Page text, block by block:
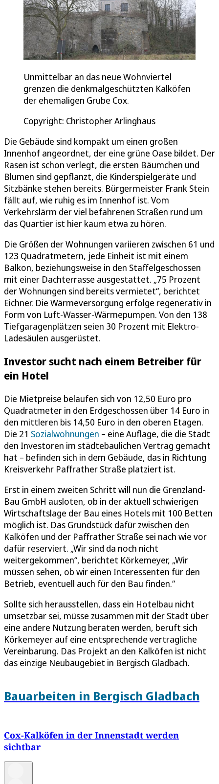
Unmittelbar an das neue Wohnviertel
grenzen die denkmalgeschützten Kalköfen
der ehemaligen Grube Cox.
Copyright: Christopher Arlinghaus
Die Gebäude sind kompakt um einen großen
Innenhof angeordnet, der eine grüne Oase bildet. Der
Rasen ist schon verlegt, die ersten Bäumchen und
Blumen sind gepflanzt, die Kinderspielgeräte und
Sitzbänke stehen bereits. Bürgermeister Frank Stein
fällt auf, wie ruhig es im Innenhof ist. Vom
Verkehrslärm der viel befahrenen Straßen rund um
das Quartier ist hier kaum etwa zu hören.
Die Größen der Wohnungen variieren zwischen 61 und
123 Quadratmetern, jede Einheit ist mit einem
Balkon, beziehungsweise in den Staffelgeschossen
mit einer Dachterrasse ausgestattet. „75 Prozent
der Wohnungen sind bereits vermietet“, berichtet
Eichner. Die Wärmeversorgung erfolge regenerativ in
Form von Luft-Wasser-Wärmepumpen. Von den 138
Tiefgaragenplätzen seien 30 Prozent mit Elektro-
Ladesäulen ausgerüstet.
Investor sucht nach einem Betreiber für
ein Hotel
Die Mietpreise belaufen sich von 12,50 Euro pro
Quadratmeter in den Erdgeschossen über 14 Euro in
den mittleren bis 14,50 Euro in den oberen Etagen.
Die 21 Sozialwohnungen – eine Auflage, die die Stadt
den Investoren im städtebaulichen Vertrag gemacht
hat – befinden sich in dem Gebäude, das in Richtung
Kreisverkehr Paffrather Straße platziert ist.
Erst in einem zweiten Schritt will nun die Grenzland-
Bau GmbH ausloten, ob in der aktuell schwierigen
Wirtschaftslage der Bau eines Hotels mit 100 Betten
möglich ist. Das Grundstück dafür zwischen den
Kalköfen und der Paffrather Straße sei nach wie vor
dafür reserviert. „Wir sind da noch nicht
weitergekommen“, berichtet Körkemeyer, „Wir
müssen sehen, ob wir einen Interessenten für den
Betrieb, eventuell auch für den Bau finden.“
Sollte sich herausstellen, dass ein Hotelbau nicht
umsetzbar sei, müsse zusammen mit der Stadt über
eine andere Nutzung beraten werden, beruft sich
Körkemeyer auf eine entsprechende vertragliche
Vereinbarung. Das Projekt an den Kalköfen ist nicht
das einzige Neubaugebiet in Bergisch Gladbach.
Bauarbeiten in Bergisch Gladbach
Cox-Kalköfen in der Innenstadt werden
sichtbar